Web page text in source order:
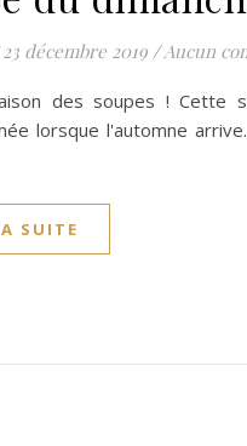
23 décembre 2019 /Aucun
des soupes ! Cette
lorsque l'automne
SUITE